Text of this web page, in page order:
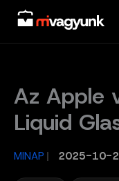
Skip
content
Az Apple
Liquid
MINAP / 2025-10-